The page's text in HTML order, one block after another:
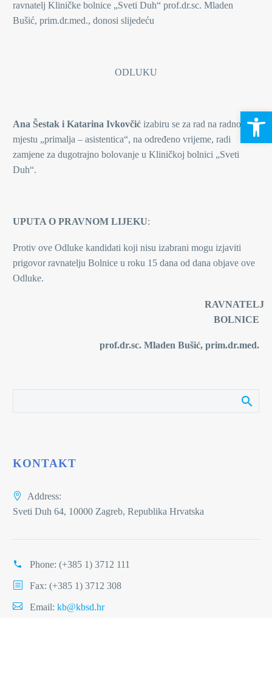
ravnatelj Kliničke bolnice „Sveti Duh“ prof.dr.sc. Mladen
Bušić, prim.dr.med., donosi slijedeću
ODLUKU
Ana Šestak i Katarina Ivkovčić izabiru se za rad na radnom
mjestu „primalja – asistentica“, na određeno vrijeme, radi
zamjene za dugotrajno bolovanje u Kliničkoj bolnici „Sveti
Duh“.
UPUTA O PRAVNOM LIJEKU:
Protiv ove Odluke kandidati koji nisu izabrani mogu izjaviti
prigovor ravnatelju Bolnice u roku 15 dana od dana objave ove
Odluke.
RAVNATELJ
BOLNICE
prof.dr.sc. Mladen Bušić, prim.dr.med.
KONTAKT
Address:
Sveti Duh 64, 10000 Zagreb, Republika Hrvatska
Phone: (+385 1) 3712 111
Fax: (+385 1) 3712 308
Email: kb@kbsd.hr